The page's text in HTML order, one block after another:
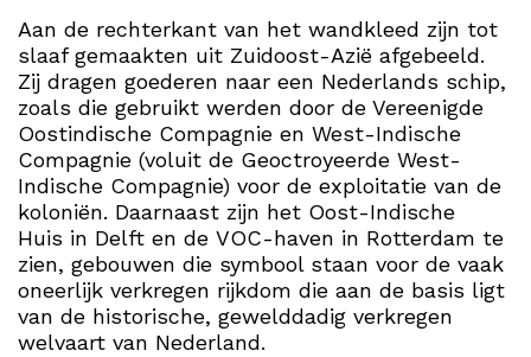
Aan de rechterkant van het wandkleed zijn tot
slaaf gemaakten uit Zuidoost-Azië afgebeeld.
Zij dragen goederen naar een Nederlands schip,
zoals die gebruikt werden door de Vereenigde
Oostindische Compagnie en West-Indische
Compagnie (voluit de Geoctroyeerde West-
Indische Compagnie) voor de exploitatie van de
koloniën. Daarnaast zijn het Oost-Indische
Huis in Delft en de VOC-haven in Rotterdam te
zien, gebouwen die symbool staan voor de vaak
oneerlijk verkregen rijkdom die aan de basis ligt
van de historische, gewelddadig verkregen
welvaart van Nederland.